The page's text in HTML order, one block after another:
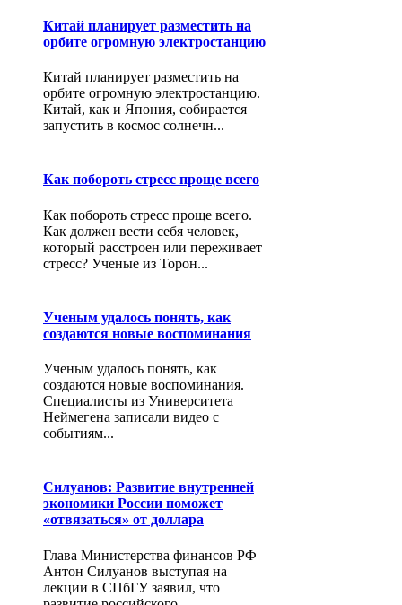
Китай планирует разместить на
орбите огромную электростанцию
Китай планирует разместить на
орбите огромную электростанцию.
Китай, как и Япония, собирается
запустить в космос солнечн...
Как побороть стресс проще всего
Как побороть стресс проще всего.
Как должен вести себя человек,
который расстроен или переживает
стресс? Ученые из Торон...
Ученым удалось понять, как
создаются новые воспоминания
Ученым удалось понять, как
создаются новые воспоминания.
Специалисты из Университета
Неймегена записали видео с
событиям...
Силуанов: Развитие внутренней
экономики России поможет
«отвязаться» от доллара
Глава Министерства финансов РФ
Антон Силуанов выступая на
лекции в СПбГУ заявил, что